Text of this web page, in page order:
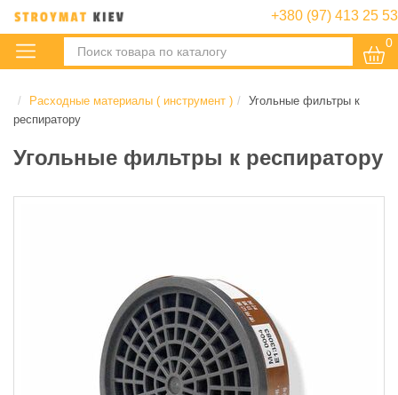
+380 (97) 413 25 53
0
Расходные материалы ( инструмент )
Угольные фильтры к
респиратору
Угольные фильтры к респиратору